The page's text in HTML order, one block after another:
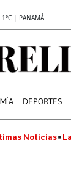
| PANAMÁ
DEPORTES
Noticias